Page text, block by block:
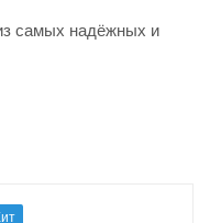
самых надёжных и